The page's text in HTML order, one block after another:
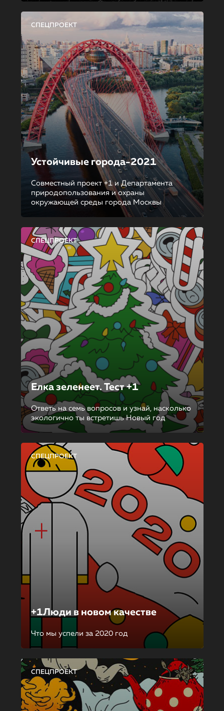
СПЕЦПРОЕКТ
Устойчивые города-2021
Совместный проект +1 и Департамента
природопользования и охраны
окружающей среды города Москвы
СПЕЦПРОЕКТ
Елка зеленеет. Тест +1
Ответь на семь вопросов и узнай, насколько
экологично ты встретишь Новый год
СПЕЦПРОЕКТ
+1Люди в новом качестве
Что мы успели за 2020 год
СПЕЦПРОЕКТ